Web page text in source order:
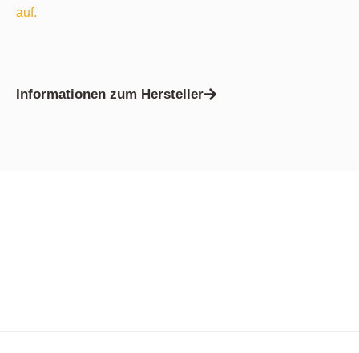
auf.
Informationen zum Hersteller